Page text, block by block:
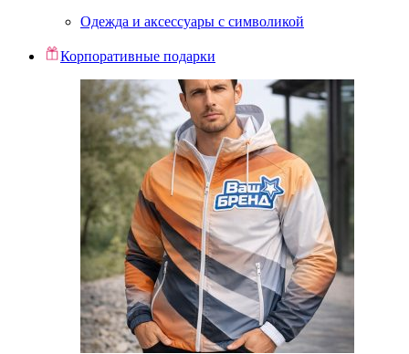
Одежда и аксессуары с символикой
Корпоративные подарки